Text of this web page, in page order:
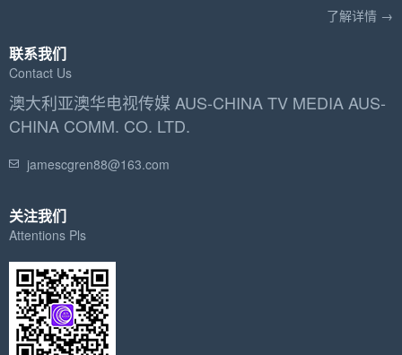
了解详情 →
联系我们
Contact Us
澳大利亚澳华电视传媒 AUS-CHINA TV MEDIA AUS-
CHINA COMM. CO. LTD.
jamescgren88@163.com
关注我们
Attentions Pls